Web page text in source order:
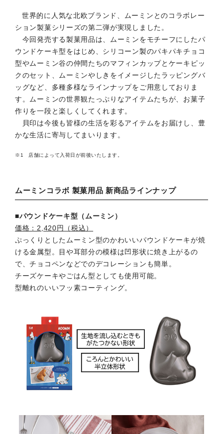
世界的に人気な北欧ブランド、ムーミンとのコラボレー
ション製菓シリーズの第二弾が実現しました。
今回発売する製菓用品は、ムーミンをモチーフにしたパ
ウンドケーキ型をはじめ、シリコーン製のパキパキチョコ
型やムーミン谷の仲間たちのマフィンカップとケーキピッ
クのセット、ムーミンやしきをイメージしたラッピングバ
ッグなど、多種多様なラインナップをご用意しておりま
す。ムーミンの世界観たっぷりなアイテムたちが、お菓子
作りを一段と楽しくしてくれます。
貝印は今後も皆様の生活を彩るアイテムをお届けし、豊
かな生活に寄与してまいります。
店舗によって入荷日が前後いたします。
ムーミンコラボ 製菓用品 新商品ラインナップ
■パウンドケーキ型（ムーミン）
価格：2,420円（税込）
ぷっくりとしたムーミン型のかわいいパウンドケーキが焼
ける金属型。目や耳部分の模様は凹形状に焼き上がるの
で、チョコペンなどでのデコレーションも簡単。
チーズケーキやごはん型としても使用可能。
型離れのいいフッ素コーティング。